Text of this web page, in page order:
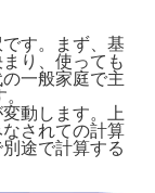
す。まず、基
り、使っても
の一般家庭で主
動します。上
されての計算
途で計算する